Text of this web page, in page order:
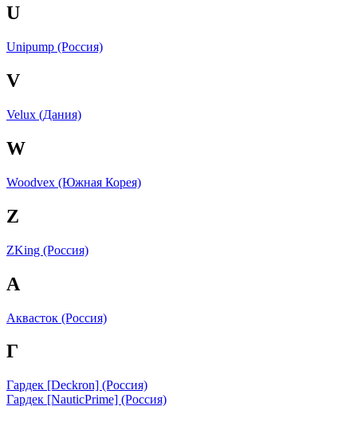
U
Unipump (Россия)
V
Velux (Дания)
W
Woodvex (Южная Корея)
Z
ZKing (Россия)
А
Аквасток (Россия)
Г
Гардек [Deckron] (Россия)
Гардек [NauticPrime] (Россия)